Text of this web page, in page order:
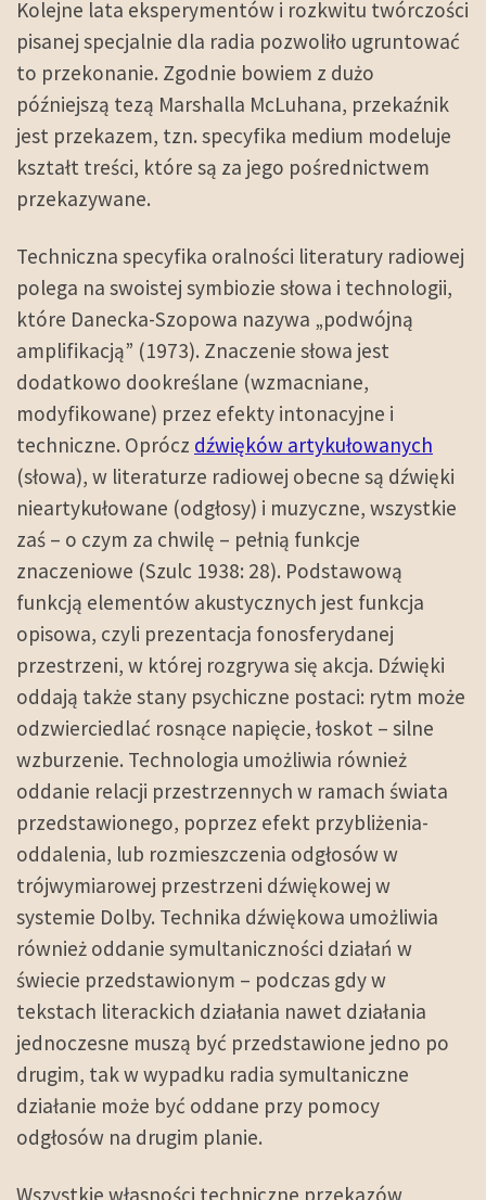
Kolejne lata eksperymentów i rozkwitu twórczości
pisanej specjalnie dla radia pozwoliło ugruntować
to przekonanie. Zgodnie bowiem z dużo
późniejszą tezą Marshalla McLuhana, przekaźnik
jest przekazem, tzn. specyfika medium modeluje
kształt treści, które są za jego pośrednictwem
przekazywane.
Techniczna specyfika oralności literatury radiowej
polega na swoistej symbiozie słowa i technologii,
które Danecka-Szopowa nazywa „podwójną
amplifikacją” (1973). Znaczenie słowa jest
dodatkowo dookreślane (wzmacniane,
modyfikowane) przez efekty intonacyjne i
techniczne. Oprócz dźwięków artykułowanych
(słowa), w literaturze radiowej obecne są dźwięki
nieartykułowane (odgłosy) i muzyczne, wszystkie
zaś – o czym za chwilę – pełnią funkcje
znaczeniowe (Szulc 1938: 28). Podstawową
funkcją elementów akustycznych jest funkcja
opisowa, czyli prezentacja fonosferydanej
przestrzeni, w której rozgrywa się akcja. Dźwięki
oddają także stany psychiczne postaci: rytm może
odzwierciedlać rosnące napięcie, łoskot – silne
wzburzenie. Technologia umożliwia również
oddanie relacji przestrzennych w ramach świata
przedstawionego, poprzez efekt przybliżenia-
oddalenia, lub rozmieszczenia odgłosów w
trójwymiarowej przestrzeni dźwiękowej w
systemie Dolby. Technika dźwiękowa umożliwia
również oddanie symultaniczności działań w
świecie przedstawionym – podczas gdy w
tekstach literackich działania nawet działania
jednoczesne muszą być przedstawione jedno po
drugim, tak w wypadku radia symultaniczne
działanie może być oddane przy pomocy
odgłosów na drugim planie.